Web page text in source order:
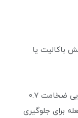
باکالیت یا
پنل و ساختار صفحه: پنل گالوانیزه خودرویی ضخامت ۰.۷
برای جلوگیری